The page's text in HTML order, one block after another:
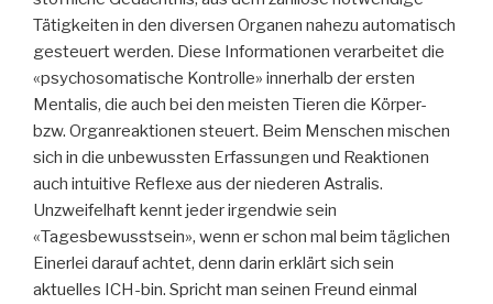
Tätigkeiten in den diversen Organen nahezu automatisch
gesteuert werden. Diese Informationen verarbeitet die
«psychosomatische Kontrolle» innerhalb der ersten
Mentalis, die auch bei den meisten Tieren die Körper-
bzw. Organreaktionen steuert. Beim Menschen mischen
sich in die unbewussten Erfassungen und Reaktionen
auch intuitive Reflexe aus der niederen Astralis.
Unzweifelhaft kennt jeder irgendwie sein
«Tagesbewusstsein», wenn er schon mal beim täglichen
Einerlei darauf achtet, denn darin erklärt sich sein
aktuelles ICH-bin. Spricht man seinen Freund einmal